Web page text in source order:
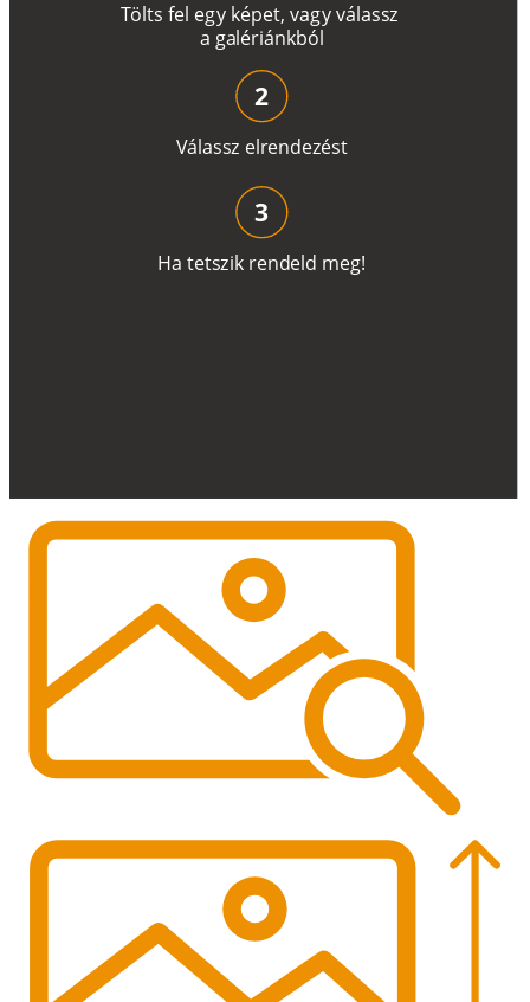
Tölts fel egy képet, vagyválassz
a galériánkból
Válassz elrendezést
2
Ha tetszik rendeld meg!
3